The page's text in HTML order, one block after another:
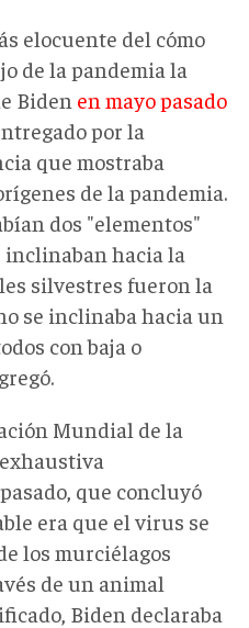
elocuente del cómo
de la pandemia la
Biden en mayo pasado
por la
que mostraba
de la pandemia.
dos "elementos"
inclinaban hacia la
silvestres fueron la
se inclinaba hacia un
con baja o
Mundial de la
que concluyó
era que el virus se
los murciélagos
de un animal
Biden declaraba